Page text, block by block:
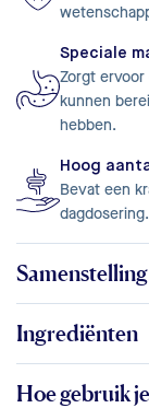
Speciale
Zorgt ervoor
kunnen
hebben.
Hoog
Bevat een
dagdosering.
Samenstelling
Ingrediënten
Hoe gebruik